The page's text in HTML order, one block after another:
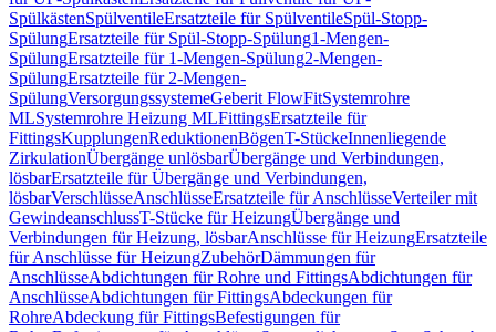
SpülkästenSpülventileErsatzteile für SpülventileSpül-Stopp-
SpülungErsatzteile für Spül-Stopp-Spülung1-Mengen-
SpülungErsatzteile für 1-Mengen-Spülung2-Mengen-
SpülungErsatzteile für 2-Mengen-
SpülungVersorgungssystemeGeberit FlowFitSystemrohre
MLSystemrohre Heizung MLFittingsErsatzteile für
FittingsKupplungenReduktionenBögenT-StückeInnenliegende
ZirkulationÜbergänge unlösbarÜbergänge und Verbindungen,
lösbarErsatzteile für Übergänge und Verbindungen,
lösbarVerschlüsseAnschlüsseErsatzteile für AnschlüsseVerteiler mit
GewindeanschlussT-Stücke für HeizungÜbergänge und
Verbindungen für Heizung, lösbarAnschlüsse für HeizungErsatzteile
für Anschlüsse für HeizungZubehörDämmungen für
AnschlüsseAbdichtungen für Rohre und FittingsAbdichtungen für
AnschlüsseAbdichtungen für FittingsAbdeckungen für
RohreAbdeckung für FittingsBefestigungen für